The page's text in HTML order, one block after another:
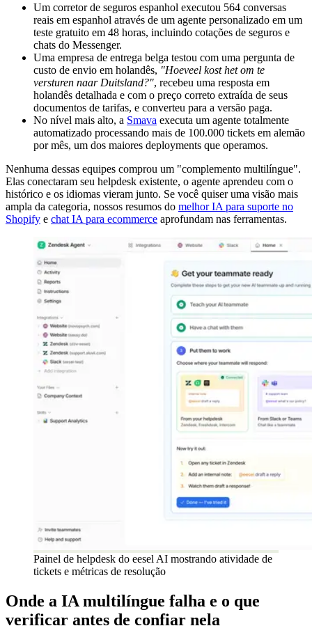
Um corretor de seguros espanhol executou 564 conversas
reais em espanhol através de um agente personalizado em um
teste gratuito em 48 horas, incluindo cotações de seguros e
chats do Messenger.
Uma empresa de entrega belga testou com uma pergunta de
custo de envio em holandês, "Hoeveel kost het om te
versturen naar Duitsland?", recebeu uma resposta em
holandês detalhada e com o preço correto extraída de seus
documentos de tarifas, e converteu para a versão paga.
No nível mais alto, a Smava executa um agente totalmente
automatizado processando mais de 100.000 tickets em alemão
por mês, um dos maiores deployments que operamos.
Nenhuma dessas equipes comprou um "complemento multilíngue".
Elas conectaram seu helpdesk existente, o agente aprendeu com o
histórico e os idiomas vieram junto. Se você quiser uma visão mais
ampla da categoria, nossos resumos do melhor IA para suporte no
Shopify e chat IA para ecommerce aprofundam nas ferramentas.
Painel de helpdesk do eesel AI mostrando atividade de
tickets e métricas de resolução
Onde a IA multilíngue falha e o que
verificar antes de confiar nela